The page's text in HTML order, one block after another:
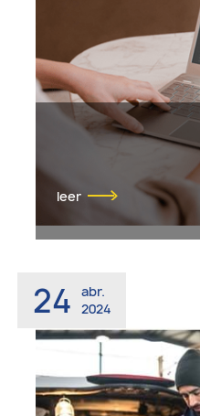
leer
24
abr.
2024